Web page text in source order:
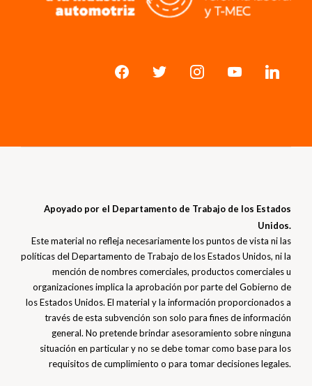
Apoyado por el Departamento de Trabajo de los Estados
Unidos.
Este material no refleja necesariamente los puntos de vista ni las
políticas del Departamento de Trabajo de los Estados Unidos, ni la
mención de nombres comerciales, productos comerciales u
organizaciones implica la aprobación por parte del Gobierno de
los Estados Unidos. El material y la información proporcionados a
través de esta subvención son solo para fines de información
general. No pretende brindar asesoramiento sobre ninguna
situación en particular y no se debe tomar como base para los
requisitos de cumplimiento o para tomar decisiones legales.